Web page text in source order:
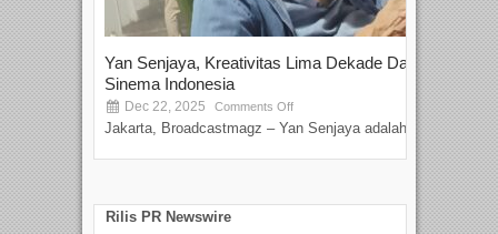
Yan Senjaya, Kreativitas Lima Dekade Dalam
Sinema Indonesia
Dec 22, 2025 Comments Off
Jakarta, Broadcastmagz – Yan Senjaya adalah...
Rilis PR Newswire